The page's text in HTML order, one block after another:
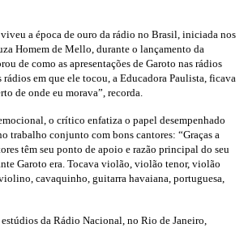
a época de ouro da rádio no Brasil, iniciada nos
Homem de Mello, durante o lançamento da
de como as apresentações de Garoto nas rádios
rádios em que ele tocou, a Educadora Paulista, ficava
de onde eu morava”, recorda.
o crítico enfatiza o papel desempenhado
trabalho conjunto com bons cantores: “Graças a
têm seu ponto de apoio e razão principal do seu
Garoto era. Tocava violão, violão tenor, violão
cavaquinho, guitarra havaiana, portuguesa,
da Rádio Nacional, no Rio de Janeiro,